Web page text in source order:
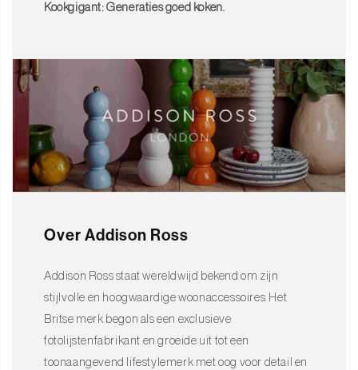
Kookgigant: Generaties goed koken.
Over Addison Ross
Addison Ross staat wereldwijd bekend om zijn
stijlvolle en hoogwaardige woonaccessoires. Het
Britse merk begon als een exclusieve
fotolijstenfabrikant en groeide uit tot een
toonaangevend lifestylemerk met oog voor detail en